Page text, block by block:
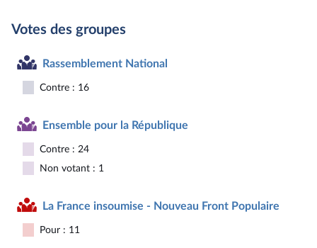
Votes des groupes
Rassemblement National
Contre : 16
Ensemble pour la République
Contre : 24
Non votant : 1
La France insoumise - Nouveau Front Populaire
Pour : 11